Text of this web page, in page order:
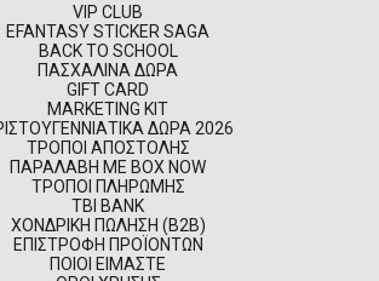
VIP CLUB
EFANTASY STICKER SAGA
BACK TO SCHOOL
ΠΑΣΧΑΛΙΝΆ ΔΏΡΑ
GIFT CARD
MARKETING KIT
ΔΏΡΑ 2026
ΤΡΌΠΟΙ ΑΠΟΣΤΟΛΉΣ
ΠΑΡΑΛΑΒΉ ΜΕ BOX NOW
ΤΡΌΠΟΙ ΠΛΗΡΩΜΉΣ
TBI BANK
ΧΟΝΔΡΙΚΉ ΠΏΛΗΣΗ (B2B)
ΕΠΙΣΤΡΟΦΉ ΠΡΟΪΌΝΤΩΝ
ΠΟΙΟΊ ΕΊΜΑΣΤΕ